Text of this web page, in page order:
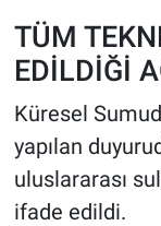
TÜM
EDİLDİĞİ
Küresel
yapılan
uluslararası
ifade edildi.
SPOR
MAGAZİN
Bilim,